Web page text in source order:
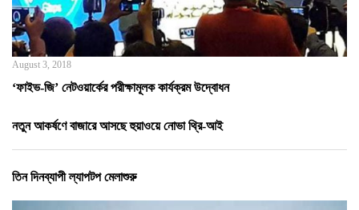
August 3, 2018
‘ফাইভ-জি’ নেটওয়ার্কের পরীক্ষামূলক কার্যক্রম উদ্বোধন
নতুন আকর্ষণে বাজারে আসছে হুয়াওয়ে নোভা থ্রি-আই
তিন দিনব্যাপী ল্যাপটপ মেলাশুরু